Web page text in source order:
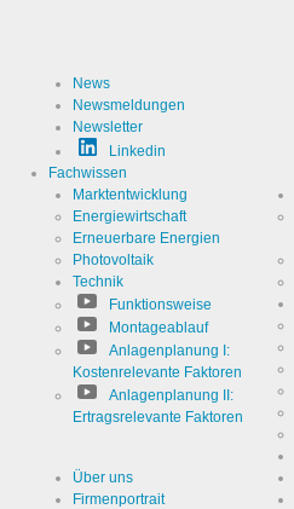
News
Newsmeldungen
Newsletter
Linkedin
Fachwissen
Marktentwicklung
Energiewirtschaft
Erneuerbare Energien
Photovoltaik
Technik
Funktionsweise
Montageablauf
Anlagenplanung I:
Kostenrelevante Faktoren
Anlagenplanung II:
Ertragsrelevante Faktoren
Über uns
Firmenportrait